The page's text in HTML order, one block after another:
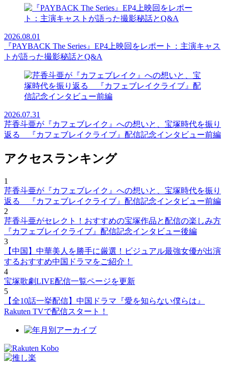
2026.08.01
『PAYBACK The Series』EP4上映回をレポート：主演キャス
トが語った撮影秘話とQ&A
2026.07.31
芹香斗亜が『カフェブレイク』への想いと、宝塚時代を振り
返る 『カフェブレイクライブ』配信記念インタビュー前編
アクセスランキング
1
芹香斗亜が『カフェブレイク』への想いと、宝塚時代を振り
返る 『カフェブレイクライブ』配信記念インタビュー前編
2
芹香斗亜がセレクト！おすすめの宝塚作品と配信の楽しみ方
『カフェブレイクライブ』配信記念インタビュー後編
3
【中国】中華美人を勝手に厳選！ビジュアル最強女優が出演
するおすすめ中国ドラマをご紹介！
4
宝塚歌劇LIVE配信一覧ページを更新
5
【全10話一挙配信】中国ドラマ『愛を知らない僕らは』
Rakuten TVで配信スタート！